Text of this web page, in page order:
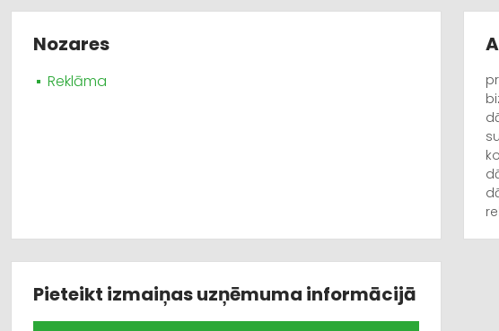
Nozares
Reklāma
Pieteikt izmaiņas uzņēmuma informācijā